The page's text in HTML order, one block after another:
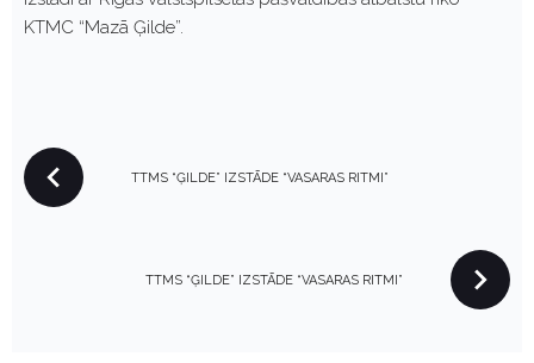
KTMC “Mazā Ģilde”.
P
O
TTMS “ĢILDE” IZSTĀDE “VASARAS RITMI”
TTMS “ĢILDE” IZSTĀDE “VASARAS RITMI”